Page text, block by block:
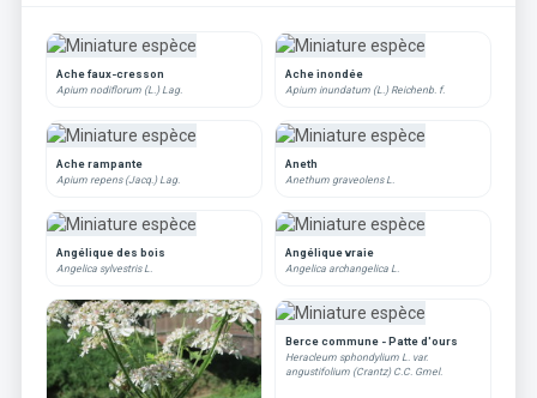
Ache faux-cresson
Apium nodiflorum (L.) Lag.
Ache inondée
Apium inundatum (L.) Reichenb. f.
Ache rampante
Apium repens (Jacq.) Lag.
Aneth
Anethum graveolens L.
Angélique des bois
Angelica sylvestris L.
Angélique vraie
Angelica archangelica L.
Berce commune - Patte d'ours
Heracleum sphondylium L. var.
angustifolium (Crantz) C.C. Gmel.